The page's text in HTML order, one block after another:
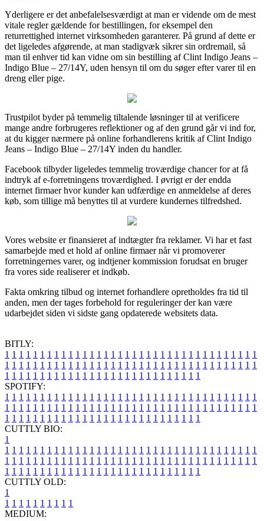
Yderligere er det anbefalelsesværdigt at man er vidende om de mest
vitale regler gældende for bestillingen, for eksempel den
returrettighed internet virksomheden garanterer. På grund af dette er
det ligeledes afgørende, at man stadigvæk sikrer sin ordremail, så
man til enhver tid kan vidne om sin bestilling af Clint Indigo Jeans –
Indigo Blue – 27/14Y, uden hensyn til om du søger efter varer til en
dreng eller pige.
Trustpilot byder på temmelig tiltalende løsninger til at verificere
mange andre forbrugeres reflektioner og af den grund går vi ind for,
at du kigger nærmere på online forhandlerens kritik af Clint Indigo
Jeans – Indigo Blue – 27/14Y inden du handler.
Facebook tilbyder ligeledes temmelig troværdige chancer for at få
indtryk af e-forretningens troværdighed. I øvrigt er der endda
internet firmaer hvor kunder kan udfærdige en anmeldelse af deres
køb, som tillige må benyttes til at vurdere kundernes tilfredshed.
Vores website er finansieret af indtægter fra reklamer. Vi har et fast
samarbejde med et hold af online firmaer når vi promoverer
forretningernes varer, og indtjener kommission forudsat en bruger
fra vores side realiserer et indkøb.
Fakta omkring tilbud og internet forhandlere opretholdes fra tid til
anden, men der tages forbehold for reguleringer der kan være
udarbejdet siden vi sidste gang opdaterede websitets data.
BITLY:
1 1 1 1 1 1 1 1 1 1 1 1 1 1 1 1 1 1 1 1 1 1 1 1 1 1 1 1 1 1 1 1 1 1 1 1
1 1 1 1 1 1 1 1 1 1 1 1 1 1 1 1 1 1 1 1 1 1 1 1 1 1 1 1 1 1 1 1 1 1 1 1
1 1 1 1 1 1 1 1 1 1 1 1 1 1 1 1 1 1 1 1 1 1 1 1 1 1 1 1
SPOTIFY:
1 1 1 1 1 1 1 1 1 1 1 1 1 1 1 1 1 1 1 1 1 1 1 1 1 1 1 1 1 1 1 1 1 1 1 1
1 1 1 1 1 1 1 1 1 1 1 1 1 1 1 1 1 1 1 1 1 1 1 1 1 1 1 1 1 1 1 1 1 1 1 1
1 1 1 1 1 1 1 1 1 1 1 1 1 1 1 1 1 1 1 1 1 1 1 1 1 1 1 1
CUTTLY BIO:
1
1 1 1 1 1 1 1 1 1 1 1 1 1 1 1 1 1 1 1 1 1 1 1 1 1 1 1 1 1 1 1 1 1 1 1 1
1 1 1 1 1 1 1 1 1 1 1 1 1 1 1 1 1 1 1 1 1 1 1 1 1 1 1 1 1 1 1 1 1 1 1 1
1 1 1 1 1 1 1 1 1 1 1 1 1 1 1 1 1 1 1 1 1 1 1 1 1 1 1 1
CUTTLY OLD:
1
1 1 1 1 1 1 1 1 1 1
MEDIUM: